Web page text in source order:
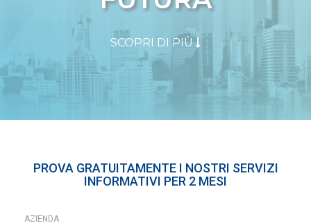
SCOPRI DI PIÙ
PROVA GRATUITAMENTE I NOSTRI SERVIZI
INFORMATIVI PER 2 MESI